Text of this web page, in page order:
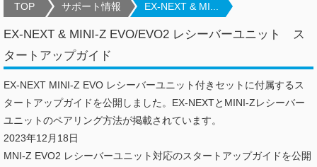
TOP サポート情報 EX-NEXT & MI...
EX-NEXT & MINI-Z EVO/EVO2 レシーバーユニット ス
タートアップガイド
EX-NEXT MINI-Z EVO レシーバーユニット付きセットに付属するス
タートアップガイドを公開しました。EX-NEXTとMINI-Zレシーバー
ユニットのペアリング方法が掲載されています。
2023年12月18日
MNI-Z EVO2 レシーバーユニット対応のスタートアップガイドを公開